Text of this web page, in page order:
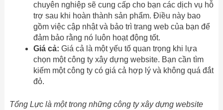
chuyên nghiệp sẽ cung cấp cho bạn các dịch vụ hỗ
trợ sau khi hoàn thành sản phẩm. Điều này bao
gồm việc cập nhật và bảo trì trang web của bạn để
đảm bảo rằng nó luôn hoạt động tốt.
Giá cả: Giá cả là một yếu tố quan trọng khi lựa
chọn một công ty xây dựng website. Bạn cần tìm
kiếm một công ty có giá cả hợp lý và không quá đắt
đỏ.
Tổng Lực là một trong những công ty xây dựng website